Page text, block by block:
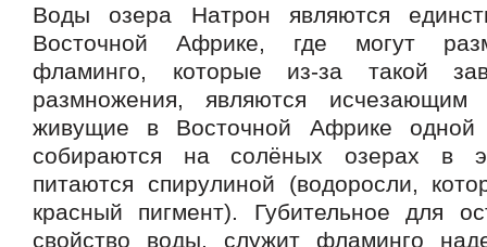
Воды озера Натрон являются
Восточной Африке, где могут
фламинго, которые из-за такой
размножения, являются
живущие в Восточной Африке одной
собираются на солёных озерах в
питаются спирулиной (водоросли,
красный пигмент). Губительное для
свойство воды, служит фламинго